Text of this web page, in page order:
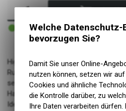
3 - 4 Tage ab externem Lager
Versand
High-End-Performance bei
Rucksack mit Next-Level-
seiner sportlich-kompakten
Halt für höchste Performance und
Ideal für Tagestouren oder
Welche Datenschutz-
bevorzugen Sie?
Damit Sie unser Online-
nutzen können, setzen wir
Cookies und ähnliche
die Kontrolle darüber, zu
Ihre Daten verarbeiten dürfen.